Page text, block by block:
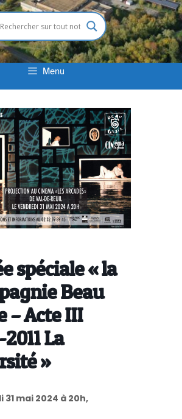
Menu
spéciale « la
Beau
– Acte III
La
»
31 mai 2024 à 20h,